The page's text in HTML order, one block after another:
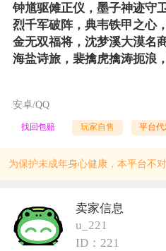
钟馗驱傩正仪，墨子神迹守
烈千军破阵，典韦铁甲之心
金无双福将，沈梦溪大漠名
海盐诗旅，裴擒虎擒涛扼浪
安卓/QQ
找回包赔 玩家自售 平台
为保护未成年身心健康，本平台不
卖家信息
u_221
ID：221